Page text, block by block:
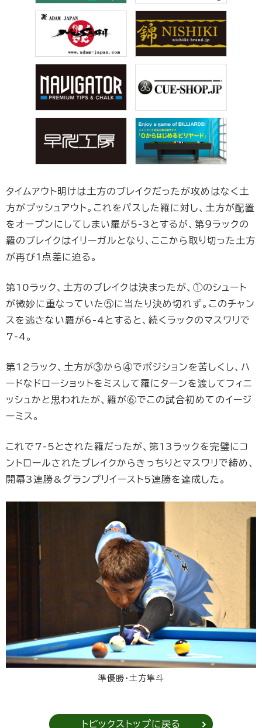
タイムアウト明けは土方のブレイクだったが攻めはなく土
方がプッシュアウト。これをパスした羅に対し、土方が配置
をオープンにしてしまい羅が5-3とするが、第９ラックの
羅のブレイクはイリーガルとなり、ここから取り切った土方
が再び1点差に迫る。
第10ラック、土方のブレイクは決まったが、①のシュート
が微妙に重なっていた⑤に当たり決め切れず。このチャン
スを逃さない羅が6-4とすると、続くラックのマスワリで
7-4。
第12ラック、土方が③から④でポジションを苦しくし、ハ
ードなドローショットをミスして羅にターンを渡してフィニ
ッシュかと思われたが、羅が⑥でこの試合初めてのイージ
ーミス。
これで7-5とされた羅だったが、第13ラックを完璧にコ
ントロールされたブレイクからきっちりとマスワリで締め、
開幕3連勝&グランプリイースト5連勝を達成した。
準優勝・土方隼斗
トピックストップに戻る